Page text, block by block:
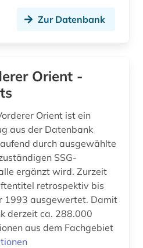
Zur Datenbank
Orient -
Orient ist ein
aus der Datenbank
durch ausgewählte
SSG-
ergänzt wird. Zurzeit
retrospektiv bis
1993 ausgewertet. Damit
derzeit ca. 288.000
aus dem Fachgebiet